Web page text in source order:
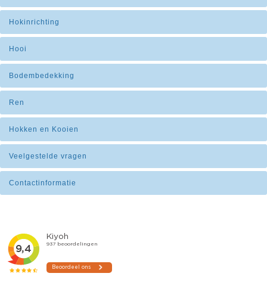
Hokinrichting
Hooi
Bodembedekking
Ren
Hokken en Kooien
Veelgestelde vragen
Contactinformatie